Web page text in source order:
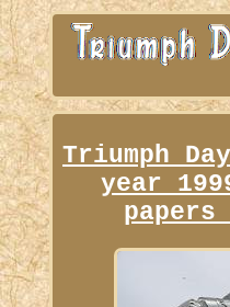
Triumph
year
papers